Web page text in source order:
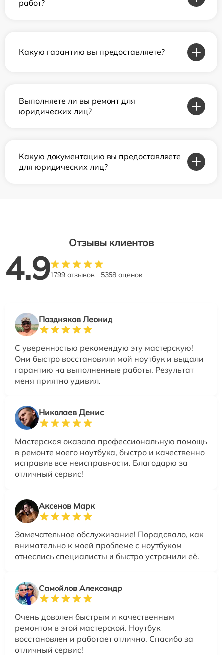
работ?
Какую гарантию вы предоставляете?
Выполняете ли вы ремонт для
юридических лиц?
Какую документацию вы предоставляете
для юридических лиц?
Отзывы клиентов
4.91799 отзывов 5358 оценок
Поздняков Леонид
С уверенностью рекомендую эту мастерскую!
Они быстро восстановили мой ноутбук и выдали
гарантию на выполненные работы. Результат
меня приятно удивил.
Николаев Денис
Мастерская оказала профессиональную помощь
в ремонте моего ноутбука, быстро и качественно
исправив все неисправности. Благодарю за
отличный сервис!
Аксенов Марк
Замечательное обслуживание! Порадовало, как
внимательно к моей проблеме с ноутбуком
отнеслись специалисты и быстро устранили её.
Самойлов Александр
Очень доволен быстрым и качественным
ремонтом в этой мастерской. Ноутбук
восстановлен и работает отлично. Спасибо за
отличный сервис!